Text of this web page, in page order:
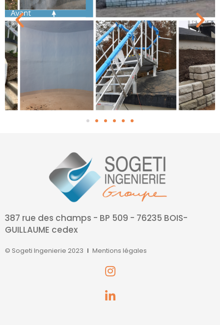
387 rue des champs - BP 509 - 76235 BOIS-
GUILLAUME cedex
© Sogeti Ingenierie 2023 Mentions légales